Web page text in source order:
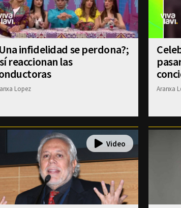
infidelidad se perdona?;
reaccionan las
Lopez Aranxa